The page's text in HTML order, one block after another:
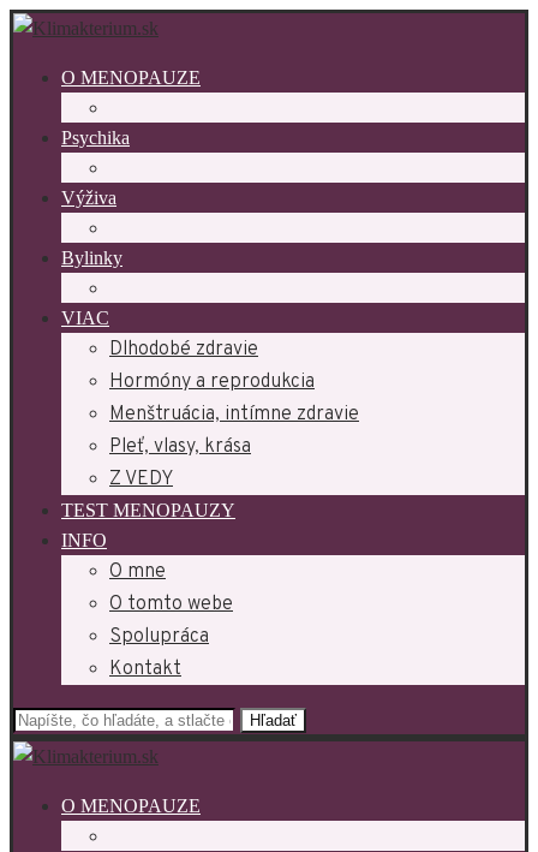
O MENOPAUZE
Psychika
Výživa
Bylinky
VIAC
Dlhodobé zdravie
Hormóny a reprodukcia
Menštruácia, intímne zdravie
Pleť, vlasy, krása
Z VEDY
TEST MENOPAUZY
INFO
O mne
O tomto webe
Spolupráca
Kontakt
Hľadať
O MENOPAUZE